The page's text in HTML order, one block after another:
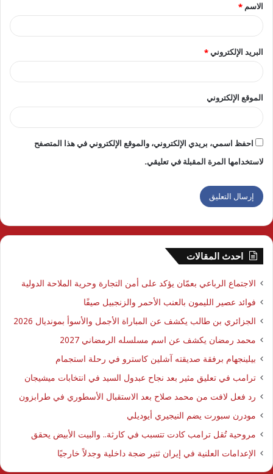
*
الاسم *
البريد الإلكتروني*
الموقع الإلكتروني
احفظ اسمي، بريدي الإلكتروني، والموقع الإلكتروني في هذا المتصفح
لاستخدامها المرة المقبلة في تعليقي.
احدث المقالات
الاجتماع الرباعي بعمّان يؤكد على أمن التجارة وحرية الملاحة الدولية
فوائد عصير الليمون بالعنب الأحمر والزنجبيل صيفًا
الجزائري بن طالب يكشف عن المباراة الأجمل والأسوأ بمونديال 2026
محمد رمضان يكشف عن اسم مسلسله الرمضاني 2027
بيلينجهام برفقة صديقته آشلين كاسترو في رحلة استجمام
ترامب في تعليق مثير بعد نجاح عبدول السيد في انتخابات ميشيجان
رد فعل لافت من محمد صلاح بعد الاستقبال الأسطوري في طرابزون
مودرن سبورت يضم النيجيري أيوديلي
مروحية تُقل ترامب كادت تتسبب في كارثة.. والبيت الأبيض يحقق
الإعدامات العلنية في إيران ثتير ضجة داخلية وجدلاً خارجيًا